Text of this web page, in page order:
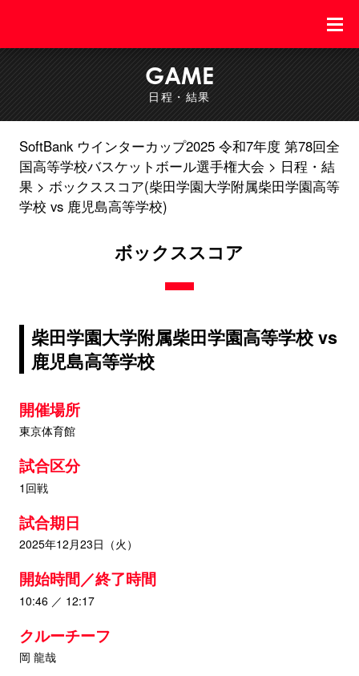
GAME
日程・結果
SoftBank ウインターカップ2025 令和7年度 第78回全
国高等学校バスケットボール選手権大会
日程・結
果
ボックススコア(柴田学園大学附属柴田学園高等
学校 vs 鹿児島高等学校)
ボックススコア
柴田学園大学附属柴田学園高等学校 vs
鹿児島高等学校
開催場所
東京体育館
試合区分
1回戦
試合期日
2025年12月23日（火）
開始時間／終了時間
10:46 ／ 12:17
クルーチーフ
岡 龍哉